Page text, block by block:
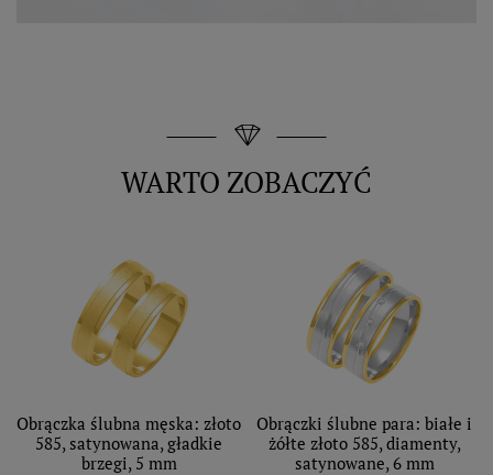
WARTO ZOBACZYĆ
Obrączka ślubna męska: złoto
585, satynowana, gładkie
brzegi, 5 mm
Obrączki ślubne para: białe i
żółte złoto 585, diamenty,
satynowane, 6 mm